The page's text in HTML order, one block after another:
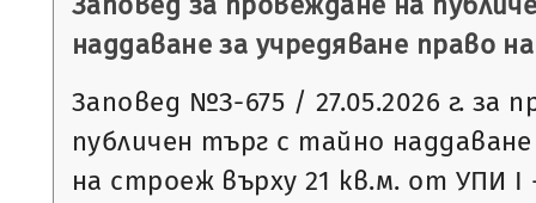
наддаване за учредяване право
Заповед №З-675 / 27.05.2026 г. за
публичен търг с тайно
на строеж върху 21 кв.м. от УПИ